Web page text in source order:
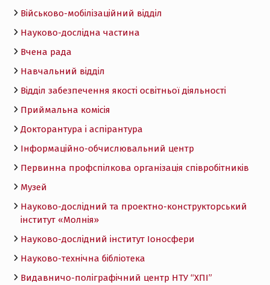
Військово-мобілізаційний відділ
Науково-дослідна частина
Вчена рада
Навчальний відділ
Відділ забезпечення якості освітньої діяльності
Приймальна комісія
Докторантура і аспірантура
Інформаційно-обчислювальний центр
Первинна профспілкова організація співробітників
Музей
Науково-дослідний та проектно-конструкторський
інститут «Молнія»
Науково-дослідний інститут Іоносфери
Науково-технічна бібліотека
Видавничо-поліграфічний центр НТУ “ХПІ”